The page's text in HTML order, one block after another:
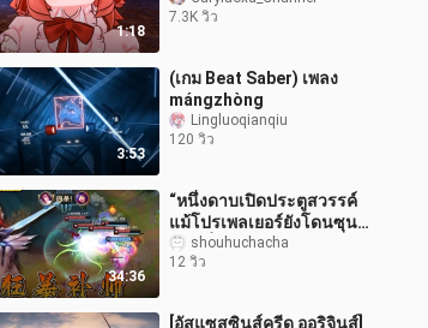
1:18
เท่านั้น?
7.3K วิว
3:53
(เกม Beat Saber) เพลง
mángzhòng
Lingluoqianqiu
120 วิว
34:36
“หนึ่งดาบเปิดประตูสวรรค์
แม้โปรเพลเยอร์ยังโดนซุนะ
ฟันครึ่งตัว! การคัดเลือกผู้
ฝึกหัดหุบเขาครั้งที่ 2!
shouhuchacha
12 วิว
[อัสแซสซินส์ครีด ออริจินส์]